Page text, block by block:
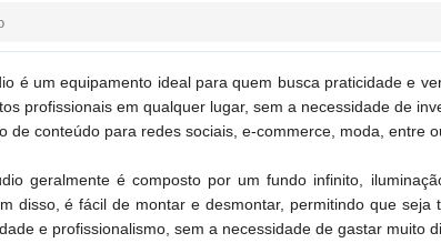
é um equipamento ideal para quem busca praticidade e
profissionais em qualquer lugar, sem a necessidade de
de conteúdo para redes sociais, e-commerce, moda, entre
geralmente é composto por um fundo infinito,
disso, é fácil de montar e desmontar, permitindo que
e profissionalismo, sem a necessidade de gastar muito